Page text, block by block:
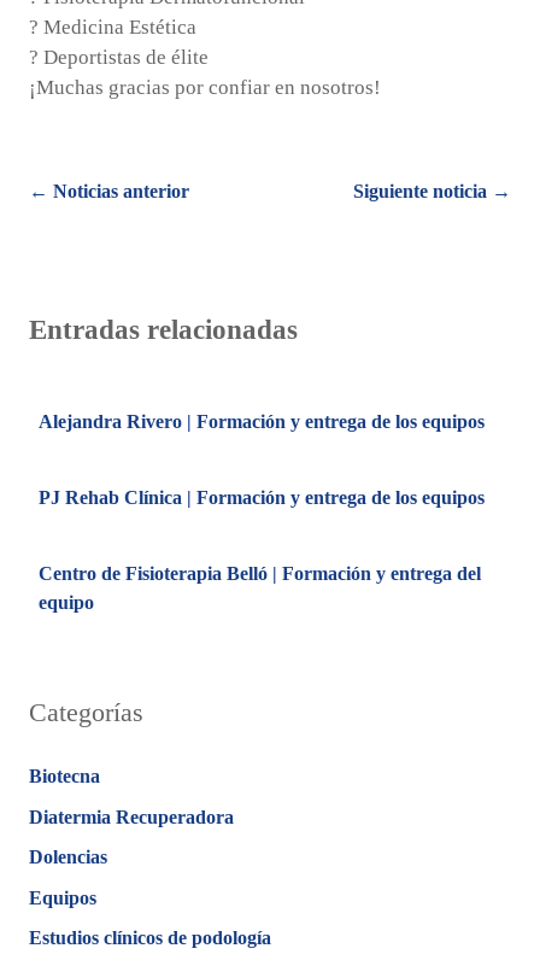
? Medicina Estética
? Deportistas de élite
¡Muchas gracias por confiar en nosotros!
Posts
← Noticias anterior Siguiente noticia →
Entradas relacionadas
Alejandra Rivero | Formación y entrega de los equipos
PJ Rehab Clínica | Formación y entrega de los equipos
Centro de Fisioterapia Belló | Formación y entrega del
equipo
Categorías
Biotecna
Diatermia Recuperadora
Dolencias
Equipos
Estudios clínicos de podología